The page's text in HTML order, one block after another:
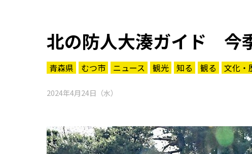
北の防人大湊ガイド 今
青森県 むつ市 ニュース 観光 知る 観る 文化・
2024年4月24日（水）